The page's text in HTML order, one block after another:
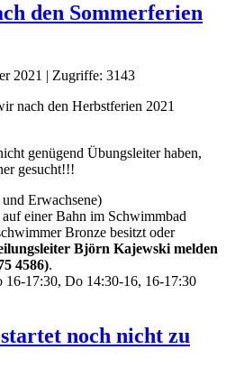
den Sommerferien
2021 | Zugriffe: 3143
nach den Herbstferien 2021
genügend Übungsleiter haben,
gesucht!!!
Erwachsene)
einer Bahn im Schwimmbad
Bronze besitzt oder
Björn Kajewski melden
4586).
16-17:30, Do 14:30-16, 16-17:30
noch nicht zu